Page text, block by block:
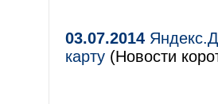
03.07.2014
карту (Новости